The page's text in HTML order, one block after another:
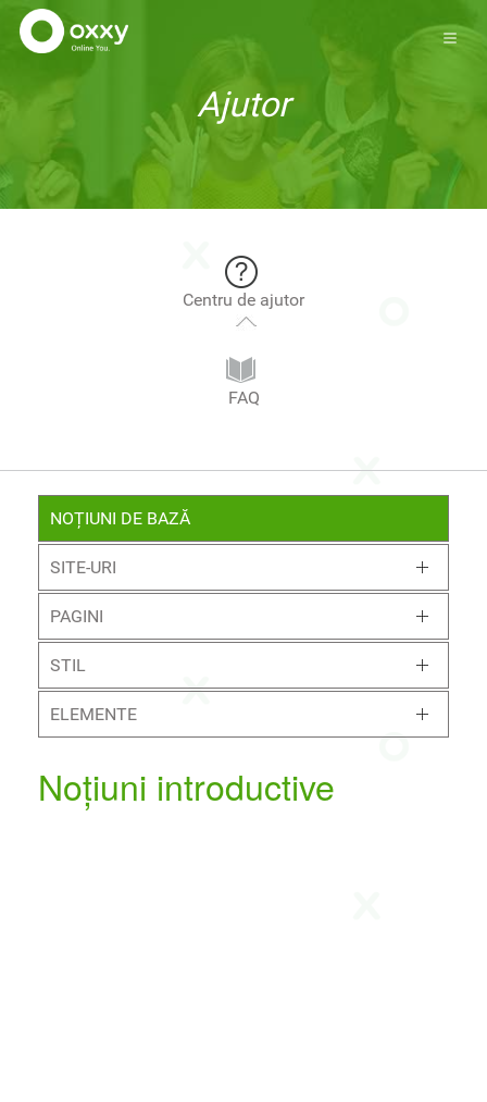
Ajutor
Centru de ajutor
FAQ
NOȚIUNI DE BAZĂ
SITE-URI
PAGINI
STIL
ELEMENTE
Noțiuni introductive